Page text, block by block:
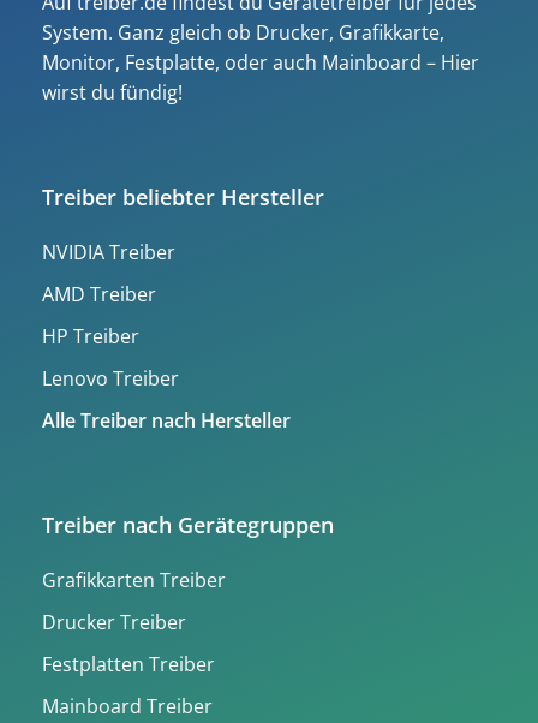
System. Ganz gleich ob Drucker, Grafikkarte,
Monitor, Festplatte, oder auch Mainboard – Hier
wirst du fündig!
Treiber beliebter Hersteller
NVIDIA Treiber
AMD Treiber
HP Treiber
Lenovo Treiber
Alle Treiber nach Hersteller
Treiber nach Gerätegruppen
Grafikkarten Treiber
Drucker Treiber
Festplatten Treiber
Mainboard Treiber